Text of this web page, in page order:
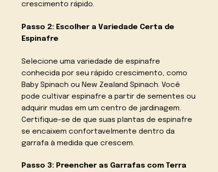
crescimento rápido.
Passo 2: Escolher a Variedade Certa de
Espinafre
Selecione uma variedade de espinafre
conhecida por seu rápido crescimento, como
Baby Spinach ou New Zealand Spinach. Você
pode cultivar espinafre a partir de sementes ou
adquirir mudas em um centro de jardinagem.
Certifique-se de que suas plantas de espinafre
se encaixem confortavelmente dentro da
garrafa à medida que crescem.
Passo 3: Preencher as Garrafas com Terra